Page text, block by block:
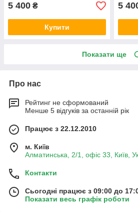
5 400 ₴
Купити
5
Показати ще
Про нас
Рейтинг не сформований
Менше 5 відгуків за останній рік
Працює з 22.12.2010
м. Київ
Алматинська, 2/1, офіс 33, Київ,
Контакти
Сьогодні працює з 09:00 до
Показати весь графік роботи